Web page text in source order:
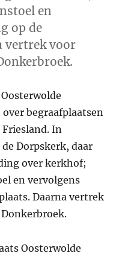
en
op de
vertrek voor
begraafplaatsen
In
Dorpskerk, daar
over kerkhof;
en vervolgens
Daarna vertrek